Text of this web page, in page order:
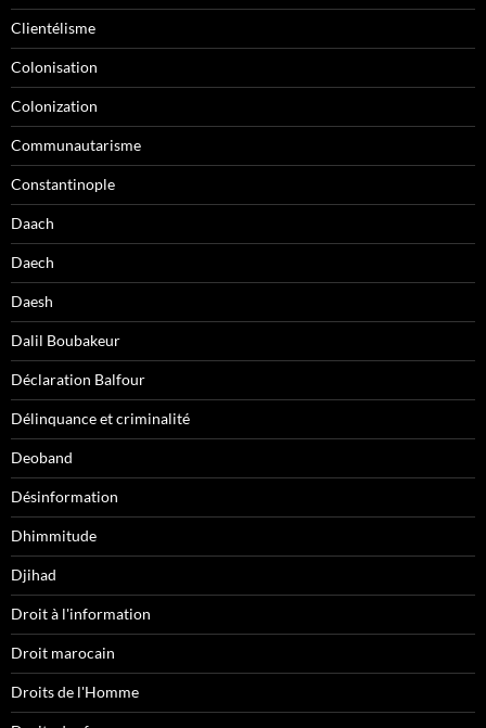
Clientélisme
Colonisation
Colonization
Communautarisme
Constantinople
Daach
Daech
Daesh
Dalil Boubakeur
Déclaration Balfour
Délinquance et criminalité
Deoband
Désinformation
Dhimmitude
Djihad
Droit à l'information
Droit marocain
Droits de l'Homme